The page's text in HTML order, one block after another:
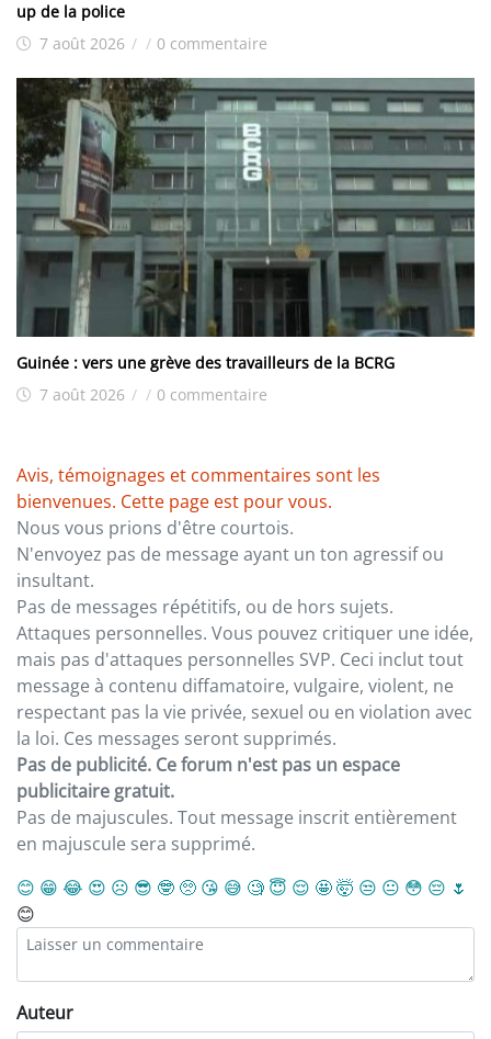
up de la police
7 août 2026 / / 0 commentaire
Guinée : vers une grève des travailleurs de la BCRG
7 août 2026 / / 0 commentaire
Avis, témoignages et commentaires sont les
bienvenues. Cette page est pour vous.
Nous vous prions d'être courtois.
N'envoyez pas de message ayant un ton agressif ou
insultant.
Pas de messages répétitifs, ou de hors sujets.
Attaques personnelles. Vous pouvez critiquer une idée,
mais pas d'attaques personnelles SVP. Ceci inclut tout
message à contenu diffamatoire, vulgaire, violent, ne
respectant pas la vie privée, sexuel ou en violation avec
la loi. Ces messages seront supprimés.
Pas de publicité. Ce forum n'est pas un espace
publicitaire gratuit.
Pas de majuscules. Tout message inscrit entièrement
en majuscule sera supprimé.
😊 😁 😂 😍 ☹️ 😎 🤓 🥺 😘 😅 🧐 😇 😌 🤩🤯 😒 😐 😳 😔 🌷
😊
Auteur